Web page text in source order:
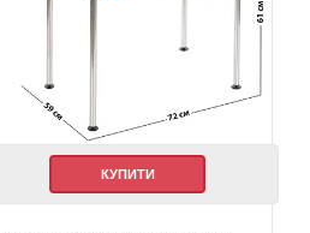
КУПИТИ